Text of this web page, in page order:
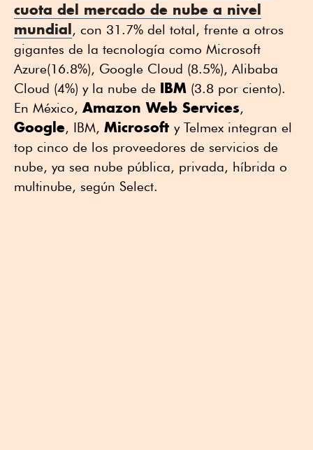
cuota del mercado de nube a nivel
mundial , con 31.7% del total, frente a otros
gigantes de la tecnología como Microsoft
Azure(16.8%), Google Cloud (8.5%), Alibaba
Cloud (4%) y la nube de IBM (3.8 por ciento).
En México, Amazon Web Services,
Google, IBM, Microsoft y Telmex integran el
top cinco de los proveedores de servicios de
nube, ya sea nube pública, privada, híbrida o
multinube, según Select.